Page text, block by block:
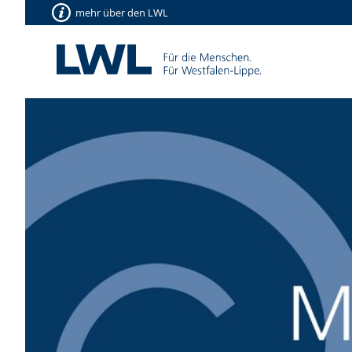
mehr über den LWL